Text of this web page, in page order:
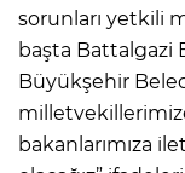
sorunları yetkili
başta Battalgazi
Büyükşehir
bakanlarımıza